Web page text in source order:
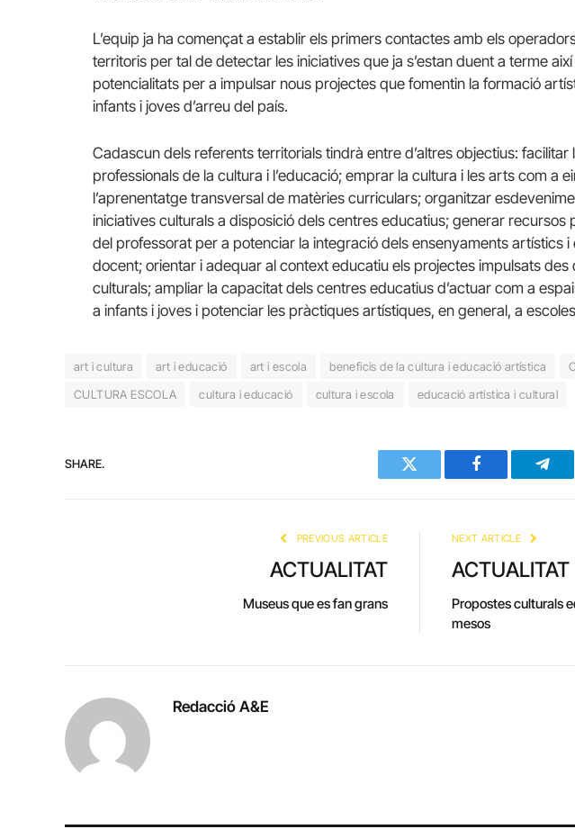
L’equip ja ha començat a establir els primers contactes amb els
territoris per tal de detectar les iniciatives que ja s’estan duent a terme
potencialitats per a impulsar nous projectes que fomentin la formació
infants i joves d’arreu del país.
Cadascun dels referents territorials tindrà entre d’altres objectius: facilitar
professionals de la cultura i l’educació; emprar la cultura i les arts com a
l’aprenentatge transversal de matèries curriculars; organitzar
iniciatives culturals a disposició dels centres educatius; generar recursos
del professorat per a potenciar la integració dels ensenyaments artístics i
docent; orientar i adequar al context educatiu els projectes impulsats des
culturals; ampliar la capacitat dels centres educatius d’actuar com a
a infants i joves i potenciar les pràctiques artístiques, en general, a
art i cultura art i educació art i escola beneficis de la cultura i educació artística
CULTURA ESCOLA
cultura i educació cultura i escola educació artística i cultural
SHARE.
Twitter Facebook
PREVIOUS ARTICLE
ACTUALITAT
Museus que es fan grans
NEXT ARTICLE
ACTUALITAT
Propostes culturals
mesos
Redacció A&E